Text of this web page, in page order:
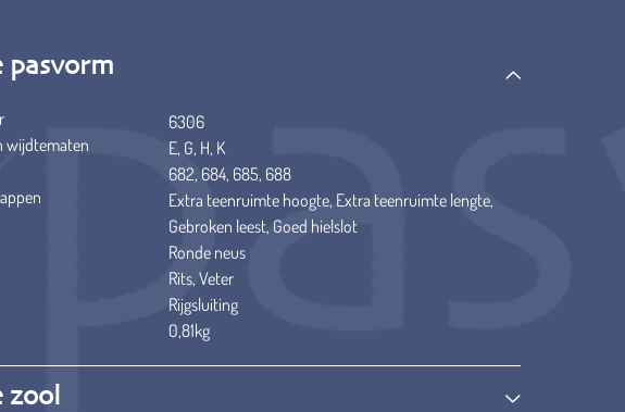
pasvorm
6306
wijdtematen
E, G, H, K
682, 684, 685, 688
Extra teenruimte hoogte, Extra teenruimte lengte,
Gebroken leest, Goed hielslot
Ronde neus
Rits, Veter
Rijgsluiting
0,81kg
zool